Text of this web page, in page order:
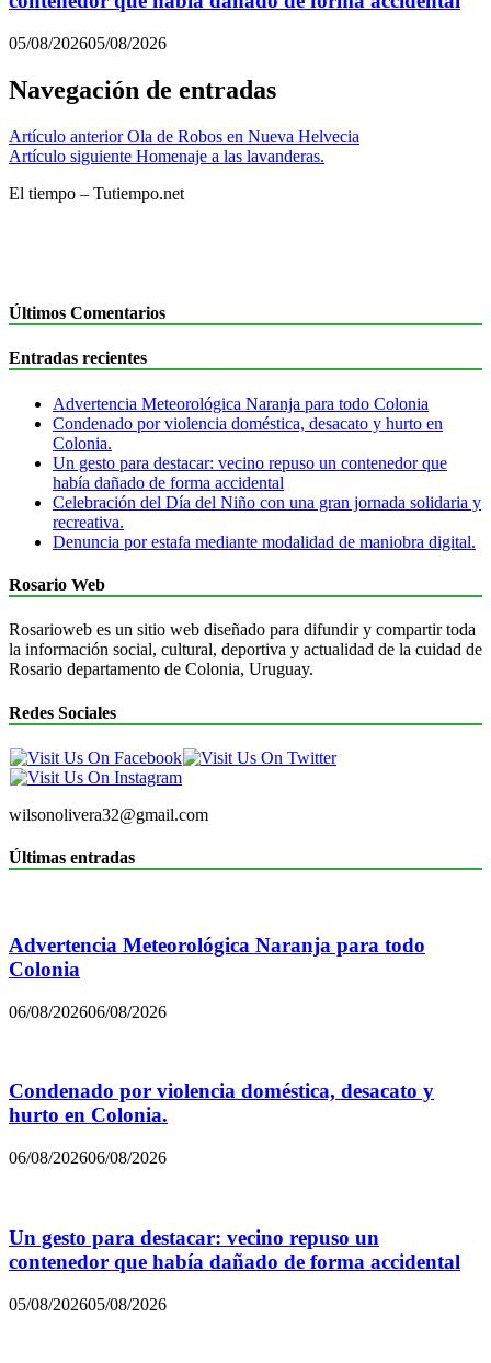
05/08/202605/08/2026
Navegación de entradas
Artículo anterior Ola de Robos en Nueva Helvecia
Artículo siguiente Homenaje a las lavanderas.
El tiempo – Tutiempo.net
Últimos Comentarios
Entradas recientes
Advertencia Meteorológica Naranja para todo Colonia
Condenado por violencia doméstica, desacato y hurto en
Colonia.
Un gesto para destacar: vecino repuso un contenedor que
había dañado de forma accidental
Celebración del Día del Niño con una gran jornada solidaria y
recreativa.
Denuncia por estafa mediante modalidad de maniobra digital.
Rosario Web
Rosarioweb es un sitio web diseñado para difundir y compartir toda
la información social, cultural, deportiva y actualidad de la cuidad de
Rosario departamento de Colonia, Uruguay.
Redes Sociales
wilsonolivera32@gmail.com
Últimas entradas
Advertencia Meteorológica Naranja para todo
Colonia
06/08/202606/08/2026
Condenado por violencia doméstica, desacato y
hurto en Colonia.
06/08/202606/08/2026
Un gesto para destacar: vecino repuso un
contenedor que había dañado de forma accidental
05/08/202605/08/2026